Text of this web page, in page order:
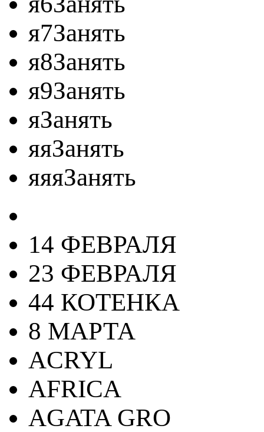
я7Занять
я8Занять
я9Занять
яЗанять
яяЗанять
яяяЗанять
14 ФЕВРАЛЯ
23 ФЕВРАЛЯ
44 КОТЕНКА
8 МАРТА
ACRYL
AFRICA
AGATA GRO